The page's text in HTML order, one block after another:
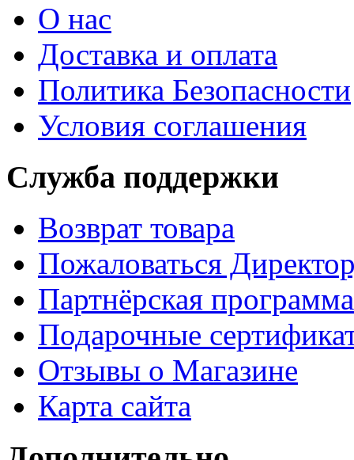
О нас
Доставка и оплата
Политика Безопасности
Условия соглашения
Служба поддержки
Возврат товара
Пожаловаться
Партнёрская программа
Подарочные
Отзывы о Магазине
Карта сайта